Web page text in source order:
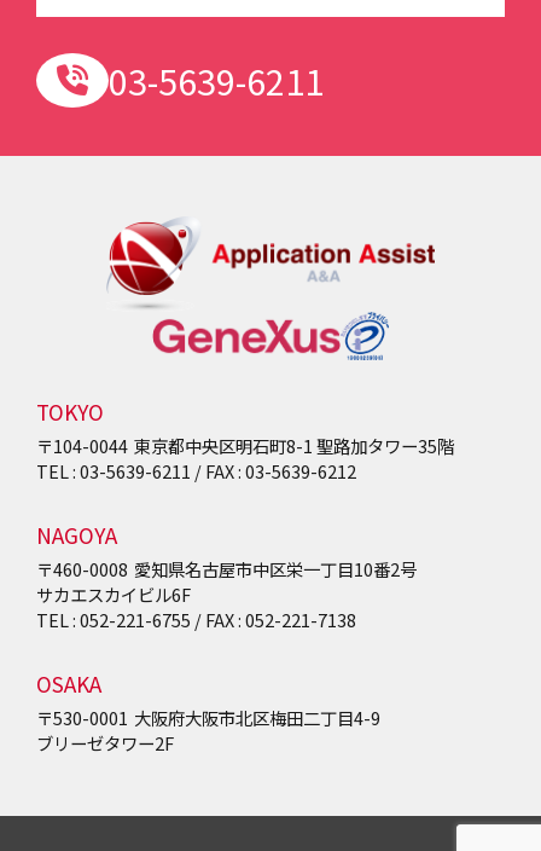
03-5639-6211
TOKYO
〒104-0044 東京都中央区明石町8-1 聖路加タワー35階
TEL : 03-5639-6211 / FAX : 03-5639-6212
NAGOYA
〒460-0008 愛知県名古屋市中区栄一丁目10番2号
サカエスカイビル6F
TEL : 052-221-6755 / FAX : 052-221-7138
OSAKA
〒530-0001 大阪府大阪市北区梅田二丁目4-9
ブリーゼタワー2F